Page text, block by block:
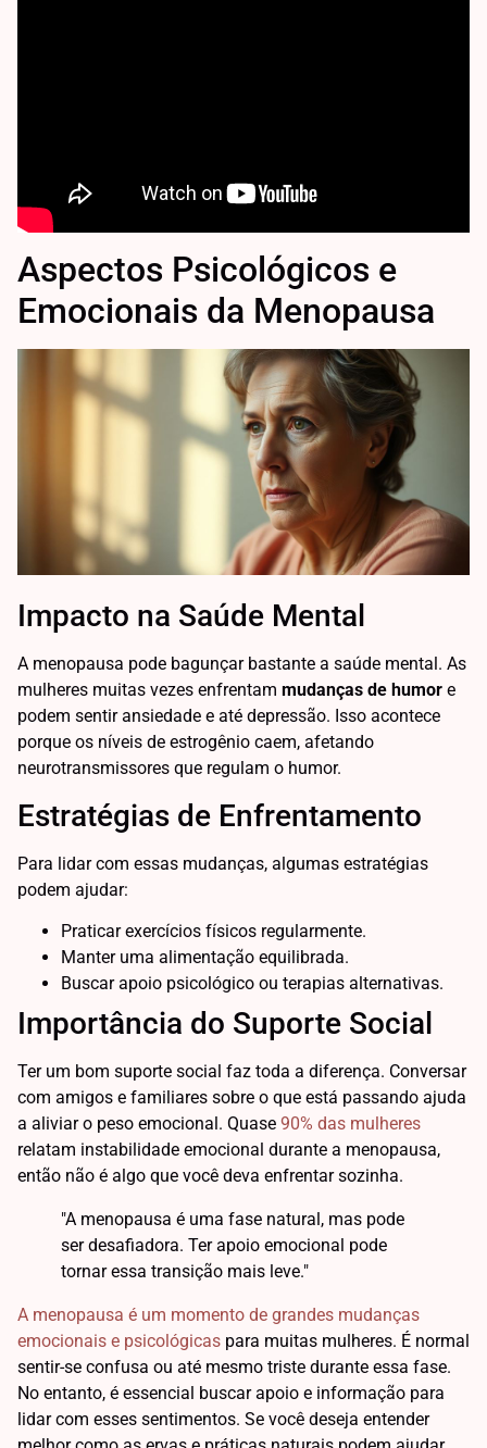
Aspectos Psicológicos e
Emocionais da Menopausa
Impacto na Saúde Mental
A menopausa pode bagunçar bastante a saúde mental. As
mulheres muitas vezes enfrentam mudanças de humor e
podem sentir ansiedade e até depressão. Isso acontece
porque os níveis de estrogênio caem, afetando
neurotransmissores que regulam o humor.
Estratégias de Enfrentamento
Para lidar com essas mudanças, algumas estratégias
podem ajudar:
Praticar exercícios físicos regularmente.
Manter uma alimentação equilibrada.
Buscar apoio psicológico ou terapias alternativas.
Importância do Suporte Social
Ter um bom suporte social faz toda a diferença. Conversar
com amigos e familiares sobre o que está passando ajuda
a aliviar o peso emocional. Quase 90% das mulheres
relatam instabilidade emocional durante a menopausa,
então não é algo que você deva enfrentar sozinha.
"A menopausa é uma fase natural, mas pode
ser desafiadora. Ter apoio emocional pode
tornar essa transição mais leve."
A menopausa é um momento de grandes mudanças
emocionais e psicológicas para muitas mulheres. É normal
sentir-se confusa ou até mesmo triste durante essa fase.
No entanto, é essencial buscar apoio e informação para
lidar com esses sentimentos. Se você deseja entender